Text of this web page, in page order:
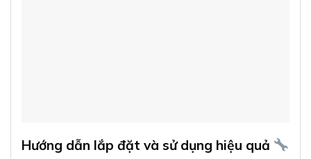
Hướng dẫn lắp đặt và sử dụng hiệu quả